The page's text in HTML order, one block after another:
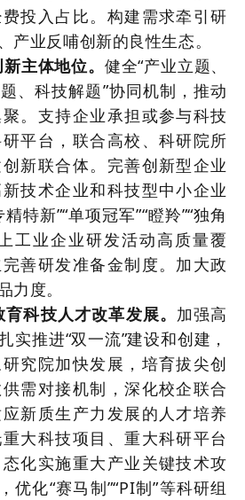
投入占比。构建需求牵引研
产业反哺创新的良性生态。
主体地位。 健全“产业立题、
、科技解题”协同机制，推动
。支持企业承担或参与科技
平台，联合高校、科研院所
新联合体。完善创新型企业
技术企业和科技型中小企业
特新”“单项冠军”“瞪羚”“独角
工业企业研发活动高质量覆
善研发准备金制度。加大政
力度。
科技人才改革发展。 加强高
实推进“双一流”建设和创建，
究院加快发展，培育拔尖创
需对接机制，深化校企联合
新质生产力发展的人才培养
大科技项目、重大科研平台
化实施重大产业关键技术攻
优化“赛马制”“PI制”等科研组